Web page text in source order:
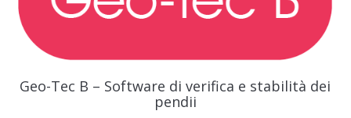
Geo-Tec B – Software di verifica e stabilità dei
pendii